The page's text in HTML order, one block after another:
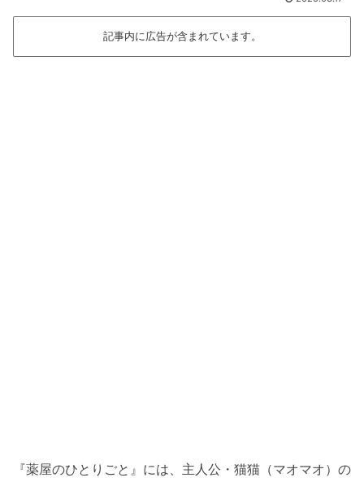
記事内に広告が含まれています。
『薬屋のひとりごと』には、主人公・猫猫（マオマオ）の